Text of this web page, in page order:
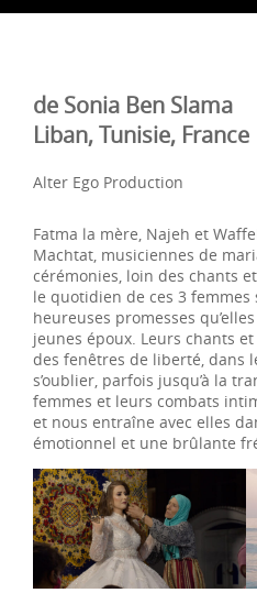
de Sonia Ben Slama
Liban, Tunisie,
Alter Ego Production
Fatma la mère, Najeh et
Machtat, musiciennes de
cérémonies, loin des chants
le quotidien de ces 3
heureuses promesses
jeunes époux. Leurs chants
des fenêtres de liberté, dans
s’oublier, parfois jusqu’à la
femmes et leurs combats
et nous entraîne avec elles
émotionnel et une brûlante